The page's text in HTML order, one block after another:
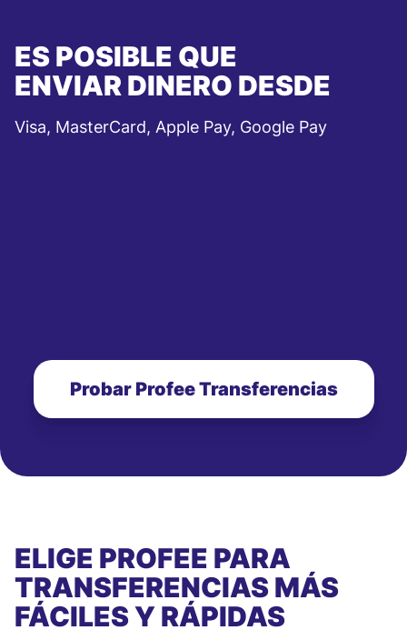
ES POSIBLE QUE
ENVIAR DINERO DESDE
Visa, MasterCard, Apple Pay, Google Pay
Probar Profee Transferencias
ELIGE PROFEE PARA
TRANSFERENCIAS MÁS
FÁCILES Y RÁPIDAS